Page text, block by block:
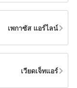
เพกาซัส แอร์ไลน์
เวียดเจ็ทแอร์